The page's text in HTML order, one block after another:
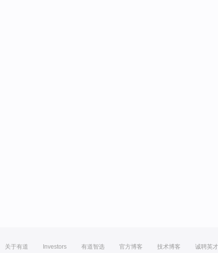
关于有道 Investors 有道智选 官方博客 技术博客 诚聘英才